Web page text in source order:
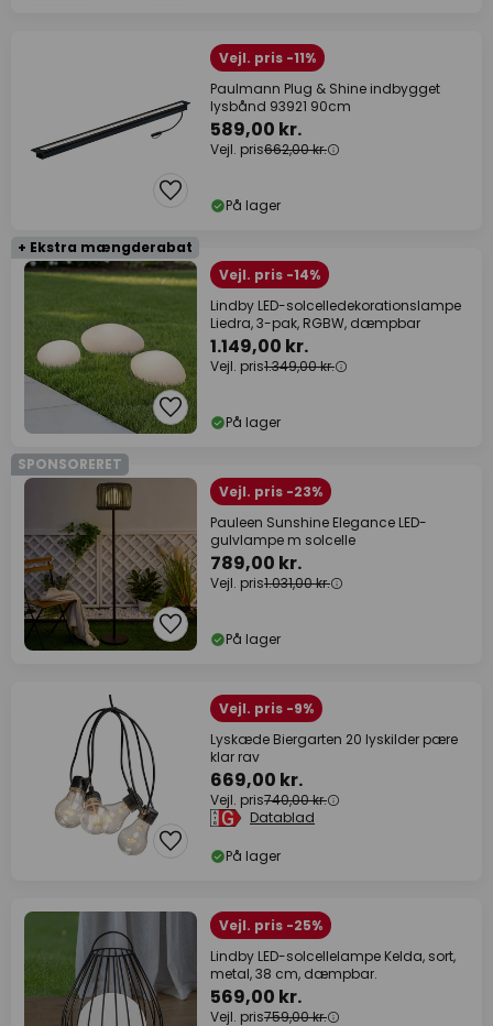
Vejl. pris -11%
Paulmann Plug & Shine indbygget
lysbånd 93921 90cm
589,00 kr.
Vejl. pris662,00 kr.
På lager
+ Ekstra mængderabat
Vejl. pris -14%
Lindby LED-solcelledekorationslampe
Liedra, 3-pak, RGBW, dæmpbar
1.149,00 kr.
Vejl. pris1.349,00 kr.
På lager
SPONSORERET
Vejl. pris -23%
Pauleen Sunshine Elegance LED-
gulvlampe m solcelle
789,00 kr.
Vejl. pris1.031,00 kr.
På lager
Vejl. pris -9%
Lyskæde Biergarten 20 lyskilder pære
klar rav
669,00 kr.
Vejl. pris740,00 kr.
Datablad
På lager
Vejl. pris -25%
Lindby LED-solcellelampe Kelda, sort,
metal, 38 cm, dæmpbar.
569,00 kr.
Vejl. pris759,00 kr.